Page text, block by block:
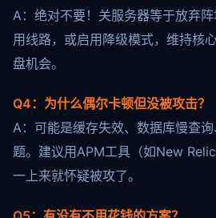
A：绝对不要！关服务器等于放弃
用线路，或启用降级模式，维持核
盘机会。
Q4：为什么偶尔卡顿但没被攻击？
A：可能是缓存失效、数据库慢查
题。建议用APM工具（如New
一上来就怀疑被攻了。